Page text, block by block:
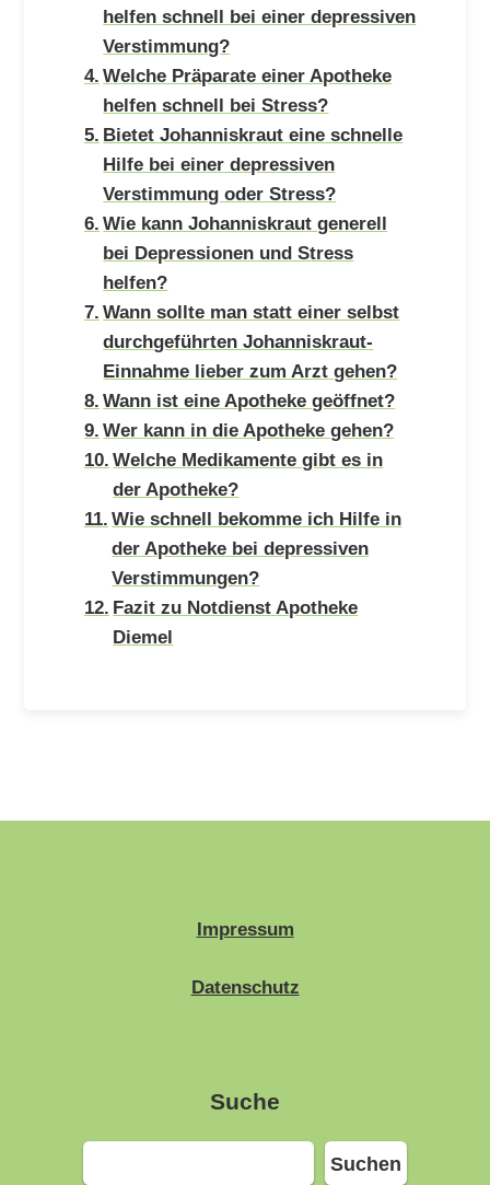
helfen schnell bei einer depressiven
Verstimmung?
Welche Präparate einer Apotheke
helfen schnell bei Stress?
Bietet Johanniskraut eine schnelle
Hilfe bei einer depressiven
Verstimmung oder Stress?
Wie kann Johanniskraut generell
bei Depressionen und Stress
helfen?
Wann sollte man statt einer selbst
durchgeführten Johanniskraut-
Einnahme lieber zum Arzt gehen?
Wann ist eine Apotheke geöffnet?
Wer kann in die Apotheke gehen?
Welche Medikamente gibt es in
der Apotheke?
Wie schnell bekomme ich Hilfe in
der Apotheke bei depressiven
Verstimmungen?
Fazit zu Notdienst Apotheke
Diemel
Impressum
Datenschutz
Suche
Suchen
Suchen